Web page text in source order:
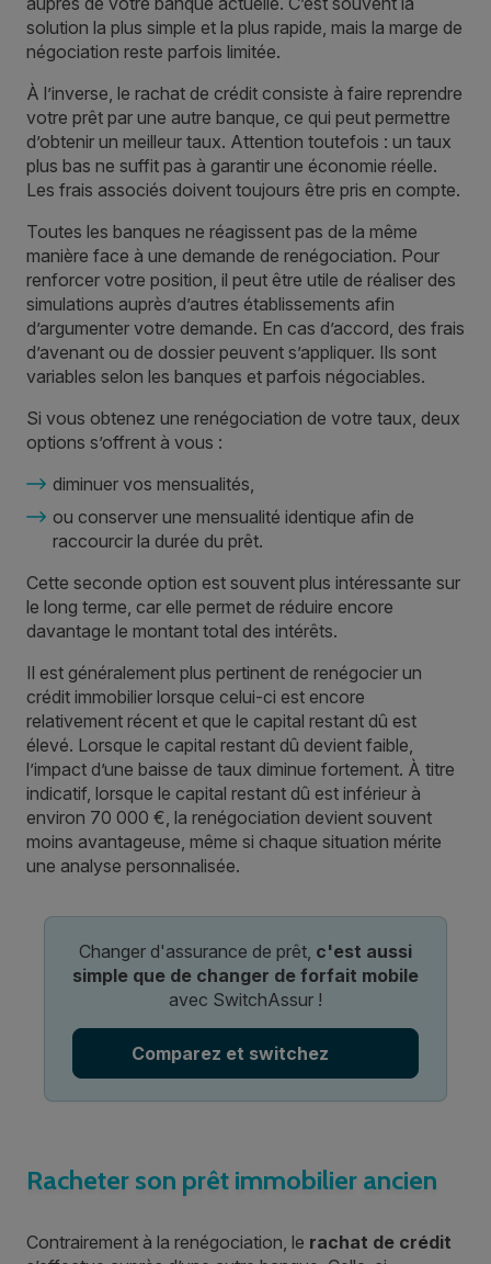
solution la plus simple et la plus rapide, mais la marge de
négociation reste parfois limitée.
À l’inverse, le rachat de crédit consiste à faire reprendre
votre prêt par une autre banque, ce qui peut permettre
d’obtenir un meilleur taux. Attention toutefois : un taux
plus bas ne suffit pas à garantir une économie réelle.
Les frais associés doivent toujours être pris en compte.
Toutes les banques ne réagissent pas de la même
manière face à une demande de renégociation. Pour
renforcer votre position, il peut être utile de réaliser des
simulations auprès d’autres établissements afin
d’argumenter votre demande. En cas d’accord, des frais
d’avenant ou de dossier peuvent s’appliquer. Ils sont
variables selon les banques et parfois négociables.
Si vous obtenez une renégociation de votre taux, deux
options s’offrent à vous :
diminuer vos mensualités,
ou conserver une mensualité identique afin de
raccourcir la durée du prêt.
Cette seconde option est souvent plus intéressante sur
le long terme, car elle permet de réduire encore
davantage le montant total des intérêts.
Il est généralement plus pertinent de renégocier un
crédit immobilier lorsque celui-ci est encore
relativement récent et que le capital restant dû est
élevé. Lorsque le capital restant dû devient faible,
l’impact d’une baisse de taux diminue fortement. À titre
indicatif, lorsque le capital restant dû est inférieur à
environ 70 000 €, la renégociation devient souvent
moins avantageuse, même si chaque situation mérite
une analyse personnalisée.
Changer d'assurance de prêt, c'est aussi
simple que de changer de forfait mobile
avec SwitchAssur !
Comparez et switchez
Racheter son prêt immobilier ancien
Contrairement à la renégociation, le rachat de crédit